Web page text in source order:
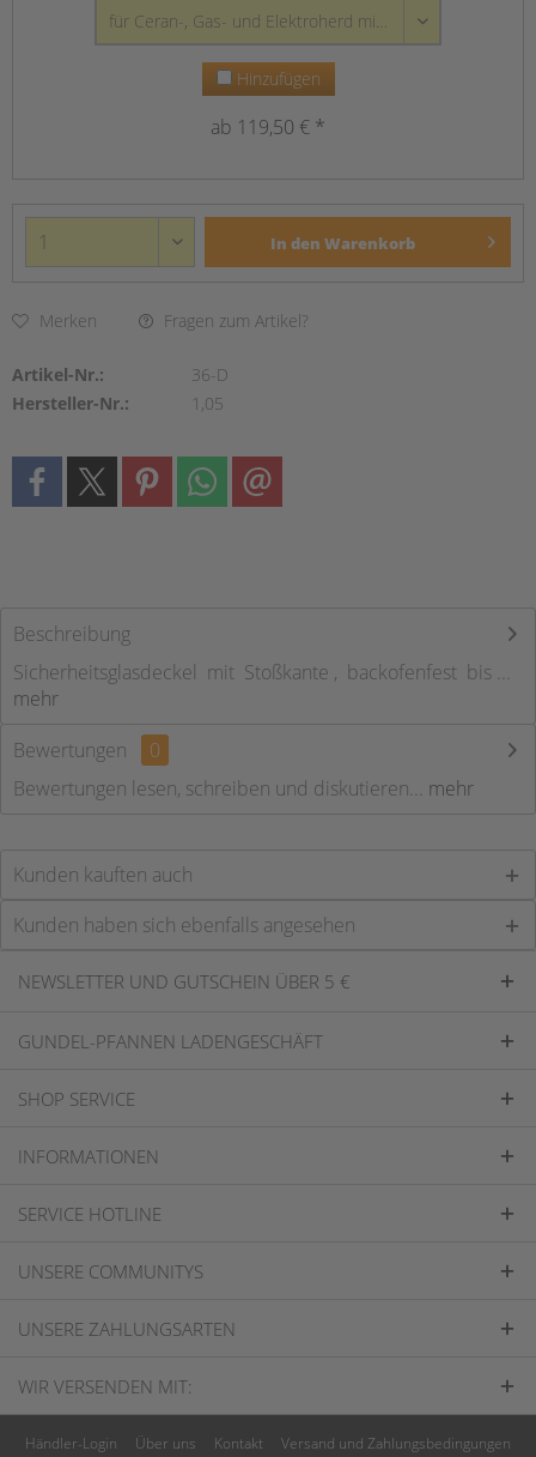
Hinzufügen
ab 119,50 € *
In den Warenkorb
Merken Fragen zum Artikel?
Artikel-Nr.:
36-D
Hersteller-Nr.:
1,05
Beschreibung
Sicherheitsglasdeckel mit Stoßkante , backofenfest bis ...
mehr
Bewertungen
0
Bewertungen lesen, schreiben und diskutieren... mehr
Kunden kauften auch
Kunden haben sich ebenfalls angesehen
NEWSLETTER UND GUTSCHEIN ÜBER 5 €
GUNDEL-PFANNEN LADENGESCHÄFT
SHOP SERVICE
INFORMATIONEN
SERVICE HOTLINE
UNSERE COMMUNITYS
UNSERE ZAHLUNGSARTEN
WIR VERSENDEN MIT:
Händler-Login Über uns Kontakt
Versand und Zahlungsbedingungen